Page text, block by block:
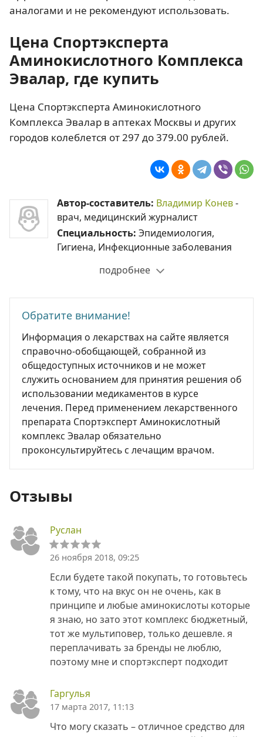
аналогами и не рекомендуют использовать.
Цена Спортэксперта
Аминокислотного Комплекса
Эвалар, где купить
Цена Спортэксперта Аминокислотного
Комплекса Эвалар в аптеках Москвы и других
городов колеблется от 297 до 379.00 рублей.
Автор-составитель: Владимир Конев-
врач, медицинский журналист
Специальность: Эпидемиология,
Гигиена, Инфекционные заболевания
подробнее
Обратите внимание!
Информация о лекарствах на сайте является
справочно-обобщающей, собранной из
общедоступных источников и не может
служить основанием для принятия решения об
использовании медикаментов в курсе
лечения. Перед применением лекарственного
препарата Спортэксперт Аминокислотный
комплекс Эвалар обязательно
проконсультируйтесь с лечащим врачом.
Отзывы
Руслан
26 ноября 2018, 09:25
Если будете такой покупать, то готовьтесь
к тому, что на вкус он не очень, как в
принципе и любые аминокислоты которые
я знаю, но зато этот комплекс бюджетный,
тот же мультиповер, только дешевле. я
переплачивать за бренды не люблю,
поэтому мне и спортэксперт подходит
Гаргулья
17 марта 2017, 11:13
Что могу сказать – отличное средство для